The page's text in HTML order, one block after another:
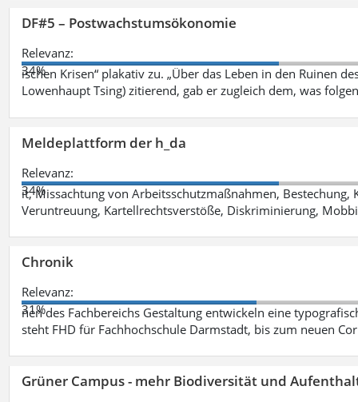
DF#5 – Postwachstumsökonomie
Relevanz:
34%
ischen Krisen“ plakativ zu. „Über das Leben in den Ruinen
Lowenhaupt Tsing) zitierend, gab er zugleich dem, was
Meldeplattform der h_da
Relevanz:
34%
it, Missachtung von Arbeitsschutzmaßnahmen,
Veruntreuung, Kartellrechtsverstöße, Diskriminierung,
Chronik
Relevanz:
31%
nen des Fachbereichs Gestaltung entwickeln eine
steht FHD für Fachhochschule Darmstadt, bis zum neuen
Grüner Campus - mehr Biodiversität und